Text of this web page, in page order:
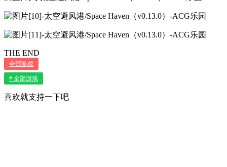
THE END
全部游戏
# 全部游戏
喜欢就支持一下吧